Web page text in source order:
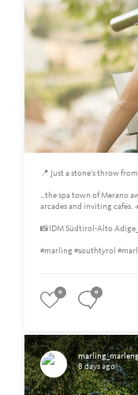
📍 Just a stone's throw
...the spa town of Merano
arcades and inviting cafés.
📸IDM Südtirol-Alto
#marling #southtyrol
0 0
8 days ago